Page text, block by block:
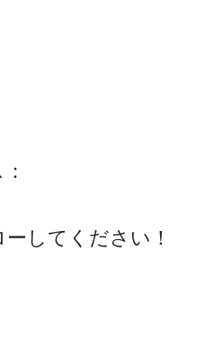
してください！